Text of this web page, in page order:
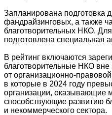
Запланирована подготовка
фандрайзинговых, а также
благотворительных НКО.
подготовлена специальная
В рейтинг включаются
благотворительные НКО вне
от организационно-
в которые в 2024 году
организации, оказывающие
способствующие развитию
и некоммерческого сектора.